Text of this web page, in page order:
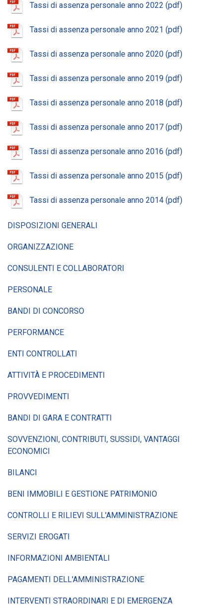
Tassi di assenza personale anno 2022
Tassi di assenza personale anno 2021
Tassi di assenza personale anno 2020
Tassi di assenza personale anno 2019
Tassi di assenza personale anno 2018
Tassi di assenza personale anno 2017
Tassi di assenza personale anno 2016
Tassi di assenza personale anno 2015
Tassi di assenza personale anno 2014
DISPOSIZIONI GENERALI
ORGANIZZAZIONE
CONSULENTI E COLLABORATORI
PERSONALE
BANDI DI CONCORSO
PERFORMANCE
ENTI CONTROLLATI
ATTIVITÀ E PROCEDIMENTI
PROVVEDIMENTI
BANDI DI GARA E CONTRATTI
SOVVENZIONI, CONTRIBUTI, SUSSIDI, VANTAGGI
ECONOMICI
BILANCI
BENI IMMOBILI E GESTIONE PATRIMONIO
CONTROLLI E RILIEVI SULL'AMMINISTRAZIONE
SERVIZI EROGATI
INFORMAZIONI AMBIENTALI
PAGAMENTI DELL'AMMINISTRAZIONE
INTERVENTI STRAORDINARI E DI EMERGENZA